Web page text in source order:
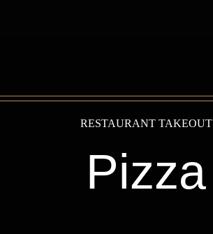
RESTAURANT TAKEOUT
Pizza